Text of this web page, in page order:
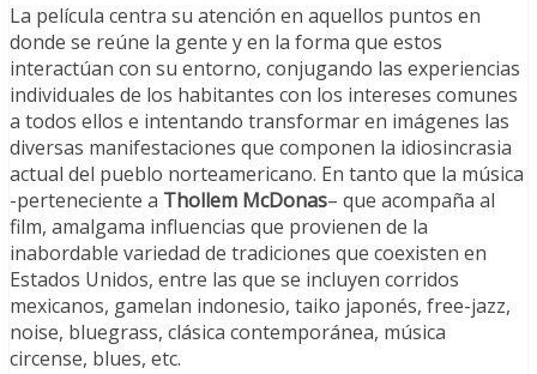
La película centra su atención en aquellos puntos en
donde se reúne la gente y en la forma que estos
interactúan con su entorno, conjugando las experiencias
individuales de los habitantes con los intereses comunes
a todos ellos e intentando transformar en imágenes las
diversas manifestaciones que componen la idiosincrasia
actual del pueblo norteamericano. En tanto que la música
-perteneciente a Thollem McDonas– que acompaña al
film, amalgama influencias que provienen de la
inabordable variedad de tradiciones que coexisten en
Estados Unidos, entre las que se incluyen corridos
mexicanos, gamelan indonesio, taiko japonés, free-jazz,
noise, bluegrass, clásica contemporánea, música
circense, blues, etc.